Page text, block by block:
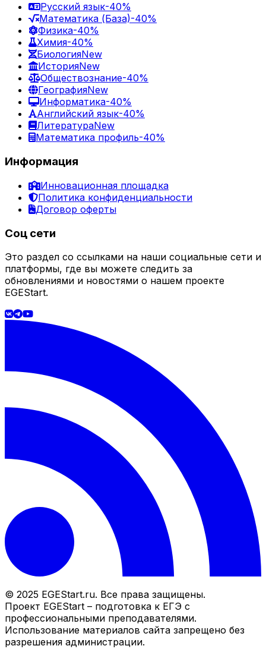
Русский язык-40%
Математика (База)-40%
Физика-40%
Химия-40%
БиологияNew
ИсторияNew
Обществознание-40%
ГеографияNew
Информатика-40%
Английский язык-40%
ЛитератураNew
Математика профиль-40%
Информация
Инновационная площадка
Политика конфиденциальности
Договор оферты
Соц сети
Это раздел со ссылками на наши социальные сети и
платформы, где вы можете следить за
обновлениями и новостями о нашем проекте
EGEStart.
© 2025 EGEStart.ru. Все права защищены.
Проект EGEStart – подготовка к ЕГЭ с
профессиональными преподавателями.
Использование материалов сайта запрещено без
разрешения администрации.